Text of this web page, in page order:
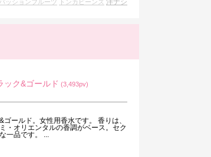
パッションフルーツ トンカビーンズ
ック&ゴールド (3,493pv)
ゴールド。女性用香水です。 香りは、
・オリエンタルの香調がベース。セク
一品です。 ...